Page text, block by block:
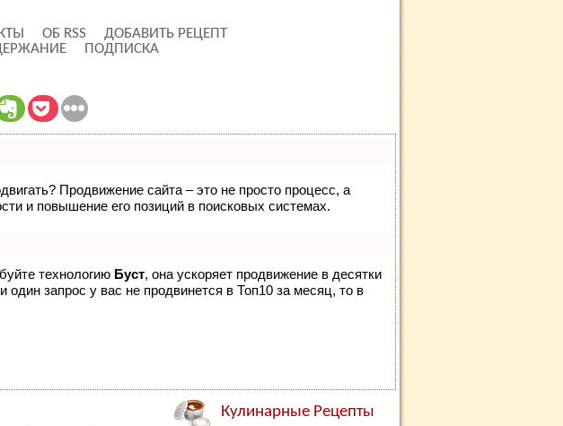
ОБ RSS
ДОБАВИТЬ РЕЦЕПТ
ПОДПИСКА
Продвижение сайта – это не просто процесс, а
и повышение его позиций в поисковых системах.
технологию Буст, она ускоряет продвижение в десятки
запрос у вас не продвинется в Топ10 за месяц, то в
Кулинарные Рецепты